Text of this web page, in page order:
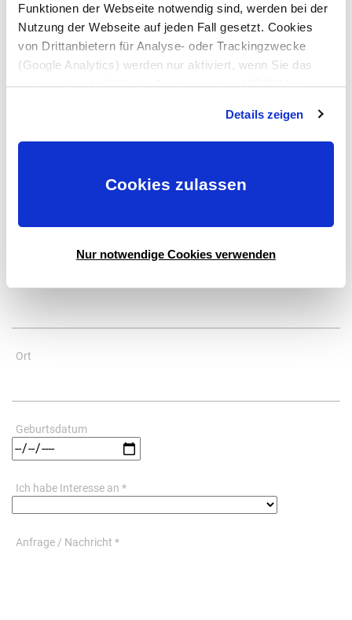
Funktionen der Webseite notwendig sind, werden bei der
Nutzung der Webseite auf jeden Fall gesetzt. Cookies
von Drittanbietern für Analyse- oder Trackingzwecke
(Google Analytics) werden nur aktiviert, wenn Sie das
entsprechende "Häkchen" setzen und auf "OK" klicken.
Einwilligungserklärung zu widerrufen) erfahren Sie in
unsererDatenschutzerklärung—Impressum.
Details zeigen
Cookies zulassen
Nur notwendige Cookies verwenden
E-Mail-Adresse *
Ort
Geburtsdatum
Ich habe Interesse an *
Anfrage / Nachricht *